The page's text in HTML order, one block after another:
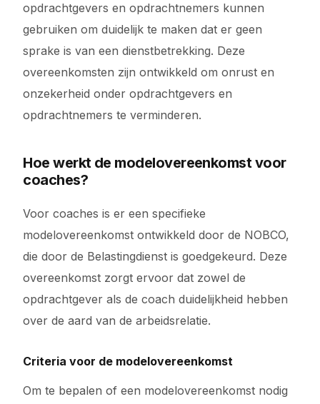
opdrachtgevers en opdrachtnemers kunnen
gebruiken om duidelijk te maken dat er geen
sprake is van een dienstbetrekking. Deze
overeenkomsten zijn ontwikkeld om onrust en
onzekerheid onder opdrachtgevers en
opdrachtnemers te verminderen.
Hoe werkt de modelovereenkomst voor
coaches?
Voor coaches is er een specifieke
modelovereenkomst ontwikkeld door de NOBCO,
die door de Belastingdienst is goedgekeurd. Deze
overeenkomst zorgt ervoor dat zowel de
opdrachtgever als de coach duidelijkheid hebben
over de aard van de arbeidsrelatie.
Criteria voor de modelovereenkomst
Om te bepalen of een modelovereenkomst nodig